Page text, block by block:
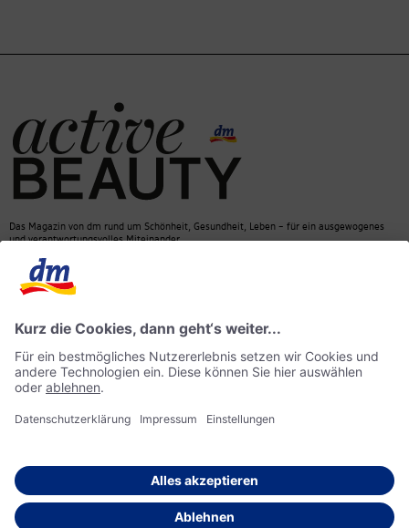
Das Magazin von dm rund um Schönheit, Gesundheit, Leben – für ein ausgewogenes
und verantwortungsvolles Miteinander.
© 2026 dm drogerie markt GmbH